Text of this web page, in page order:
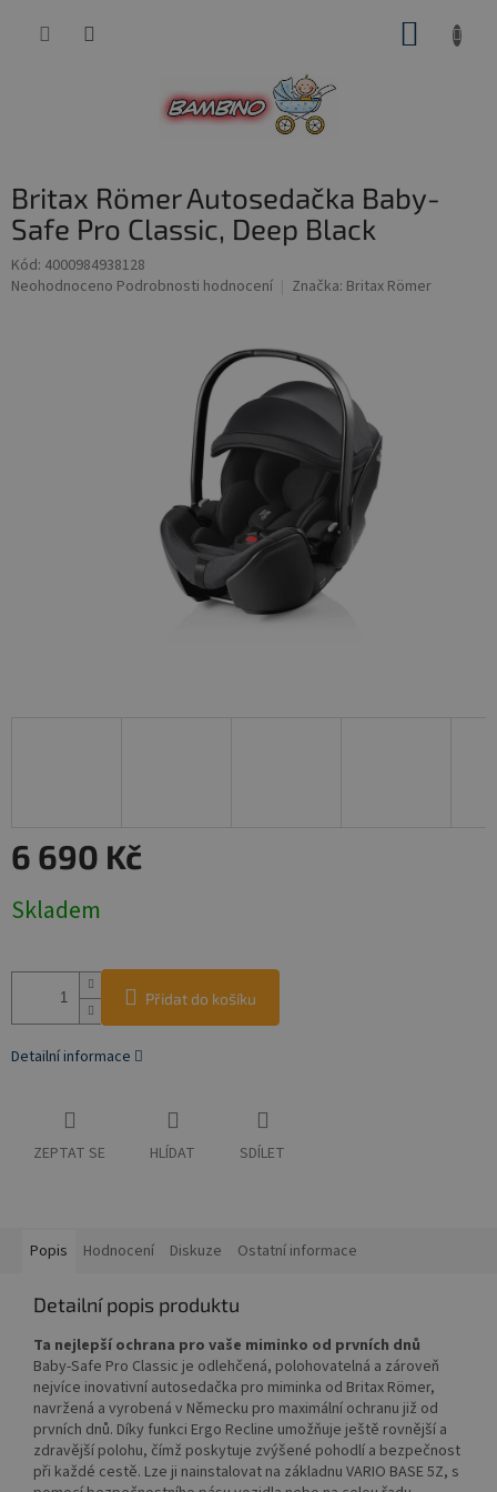
Britax Römer Autosedačka Baby-
Safe Pro Classic, Deep Black
Kód: 4000984938128
Průměrné
Neohodnoceno Podrobnosti hodnocení Značka: Britax Römer
6 690 Kč
cena:
Skladem
Přidat do košíku
Detailní informace
ZEPTAT SE HLÍDAT SDÍLET
Popis Hodnocení Diskuze Ostatní informace
Detailní popis produktu
Ta nejlepší ochrana pro vaše miminko od prvních dnů
Baby-Safe Pro Classic je odlehčená, polohovatelná a zároveň
nejvíce inovativní autosedačka pro miminka od Britax Römer,
navržená a vyrobená v Německu pro maximální ochranu již od
prvních dnů. Díky funkci Ergo Recline umožňuje ještě rovnější a
zdravější polohu, čímž poskytuje zvýšené pohodlí a bezpečnost
při každé cestě. Lze ji nainstalovat na základnu VARIO BASE 5Z, s